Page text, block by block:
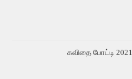
கவிதை போட்டி